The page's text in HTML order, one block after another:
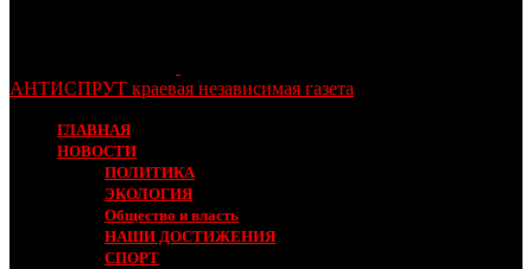
АНТИСПРУТ краевая независимая газета
ГЛАВНАЯ
НОВОСТИ
ПОЛИТИКА
ЭКОЛОГИЯ
Общество и власть
НАШИ ДОСТИЖЕНИЯ
СПОРТ